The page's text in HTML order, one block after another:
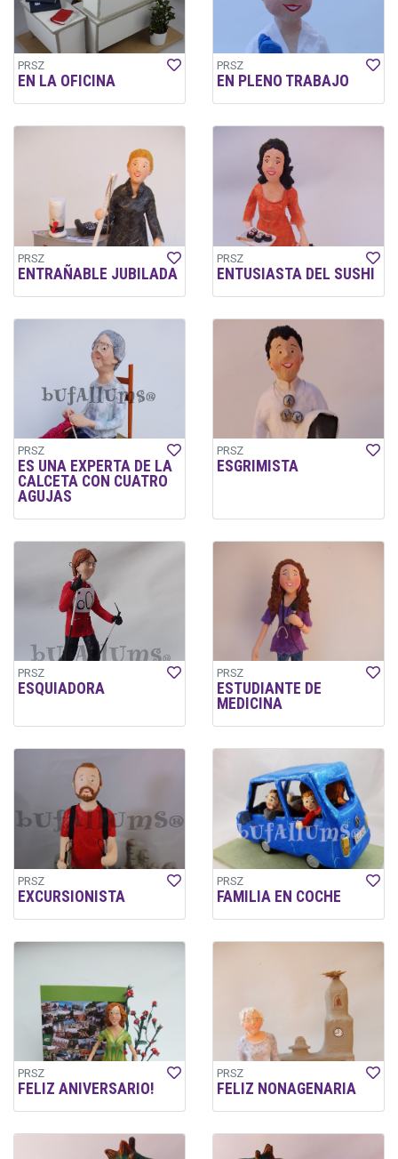
PRSZ
EN LA OFICINA
PRSZ
EN PLENO TRABAJO
PRSZ
ENTRAÑABLE JUBILADA
PRSZ
ENTUSIASTA DEL SUSHI
PRSZ
ES UNA EXPERTA DE LA
CALCETA CON CUATRO
AGUJAS
PRSZ
ESGRIMISTA
PRSZ
ESQUIADORA
PRSZ
ESTUDIANTE DE
MEDICINA
PRSZ
EXCURSIONISTA
PRSZ
FAMILIA EN COCHE
PRSZ
FELIZ ANIVERSARIO!
PRSZ
FELIZ NONAGENARIA